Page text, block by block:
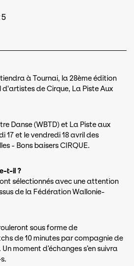
tiendra à Tournai, la 28ème édition
de Cirque, La Piste Aux
Danse (WBTD) et La Piste aux
17 et le vendredi 18 avril des
- Bons baisers CIRQUE.
t-il ?
sélectionnés avec une attention
de la Fédération Wallonie-
sous forme de
de 10 minutes par compagnie de
Un moment d’échanges s’en suivra